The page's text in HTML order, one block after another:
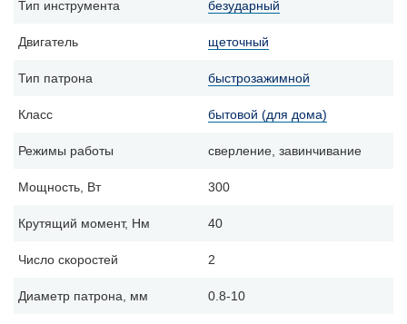
Тип инструмента безударный
Двигатель щеточный
Тип патрона быстрозажимной
Класс бытовой (для дома)
Режимы работы сверление, завинчивание
Мощность, Вт 300
Крутящий момент, Нм 40
Число скоростей 2
Диаметр патрона, мм 0.8-10